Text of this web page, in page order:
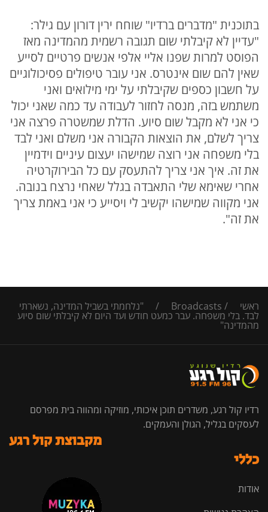
בתוכנית "מדברים ברדיו" שוחח ירין דורון עם גילר:
"עדיין לא קיבלתי שום תגובה רשמית מהמדינה מאז
הפוסט למרות שפנו אליי אלפי אנשים פרטיים לסייע
שאין להם שום אינטרס. אני עובר טיפולים פסיכולוגיים
על חשבון כספים שקיבלתי על ימי מילואים ואני
משתמש בזה, מנסה לחזור לעבודה עד כמה שאני יכול
כי אני לא מקבל שום סיוע. הדלת שמשטרה פרצה אני
צריך לשלם, את הוצאות הקבורה אני משלם ואני לבד
בלי משפחה אני רוצה שמישהו יעצום עיניים וידמיין
את זה. איך אני צריך להתעסק עם כל הבירוקרטיה
אחרי שאימא שלי התאבדה בגלל שאחי נרצח בנובה.
אני מקווה שמישהו יקשיב לי ויסייע כי אני באמת צריך
את זה".
ראשי /
Broadcasts
/ "נלחמתי בשביל המדינה, נשארתי
לבד. בלי משפחה. עבר כמעט חודש ועד היום לא קיבלתי שום סיוע
מהמדינה"
רדיו קול רגע, משדרים תוכן איכותי, מוזיקה ומהווה בית מפרסם
לעסקים בגליל, הגולן והעמקים.
כללי
אודות
מקבוצת קול רגע